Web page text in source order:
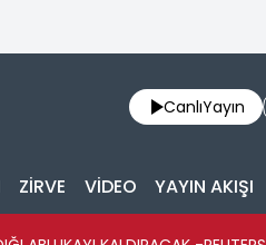
CanlıYayın
ZİRVE VİDEO YAYIN AKIŞI